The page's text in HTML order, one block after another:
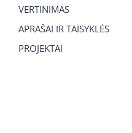
VERTINIMAS
APRAŠAI IR TAISYKLĖS
PROJEKTAI